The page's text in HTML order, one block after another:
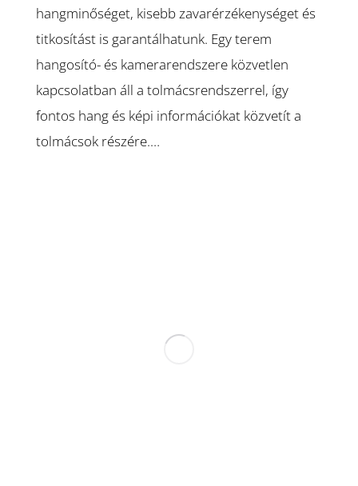
hangminőséget, kisebb zavarérzékenységet és
titkosítást is garantálhatunk. Egy terem
hangosító- és kamerarendszere közvetlen
kapcsolatban áll a tolmácsrendszerrel, így
fontos hang és képi információkat közvetít a
tolmácsok részére.…